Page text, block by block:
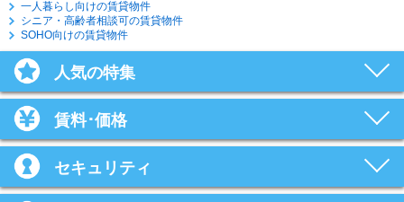
一人暮らし向けの賃貸物件
シニア・高齢者相談可の賃貸物件
SOHO向けの賃貸物件
人気の特集
賃料･価格
セキュリティ